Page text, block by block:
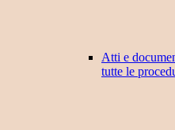
Atti e
tutte le